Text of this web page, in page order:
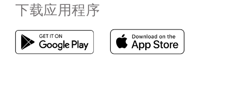
下载应用程序